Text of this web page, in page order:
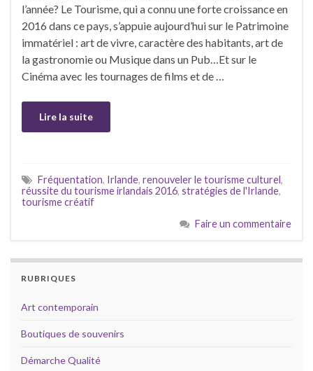
l’année? Le Tourisme, qui a connu une forte croissance en
2016 dans ce pays, s’appuie aujourd’hui sur le Patrimoine
immatériel : art de vivre, caractère des habitants, art de
la gastronomie ou Musique dans un Pub…Et sur le
Cinéma avec les tournages de films et de …
Lire la suite
Fréquentation, Irlande, renouveler le tourisme culturel,
réussite du tourisme irlandais 2016, stratégies de l'Irlande,
tourisme créatif
Faire un commentaire
RUBRIQUES
Art contemporain
Boutiques de souvenirs
Démarche Qualité